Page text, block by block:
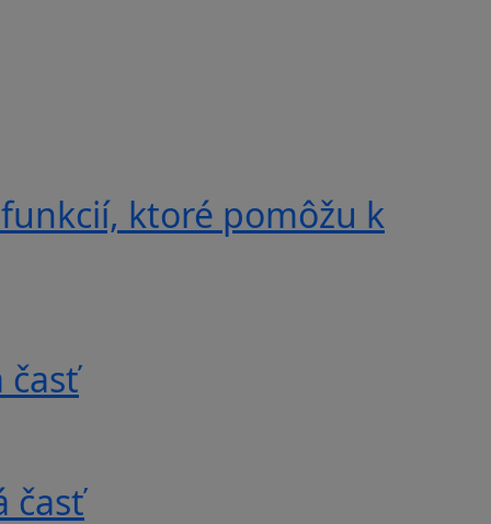
ktoré pomôžu k
časť
časť